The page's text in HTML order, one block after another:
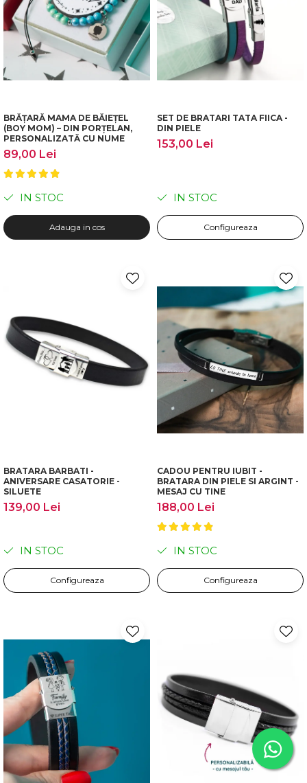
BRĂȚARĂ MAMA DE BĂIEȚEL
(BOY MOM) – DIN PORȚELAN,
PERSONALIZATĂ CU NUME
89,00 Lei
IN STOC
Adauga in cos
SET DE BRATARI TATA FIICA -
DIN PIELE
153,00 Lei
IN STOC
Configureaza
BRATARA BARBATI -
ANIVERSARE CASATORIE -
SILUETE
139,00 Lei
IN STOC
Configureaza
CADOU PENTRU IUBIT -
BRATARA DIN PIELE SI ARGINT -
MESAJ CU TINE
188,00 Lei
IN STOC
Configureaza